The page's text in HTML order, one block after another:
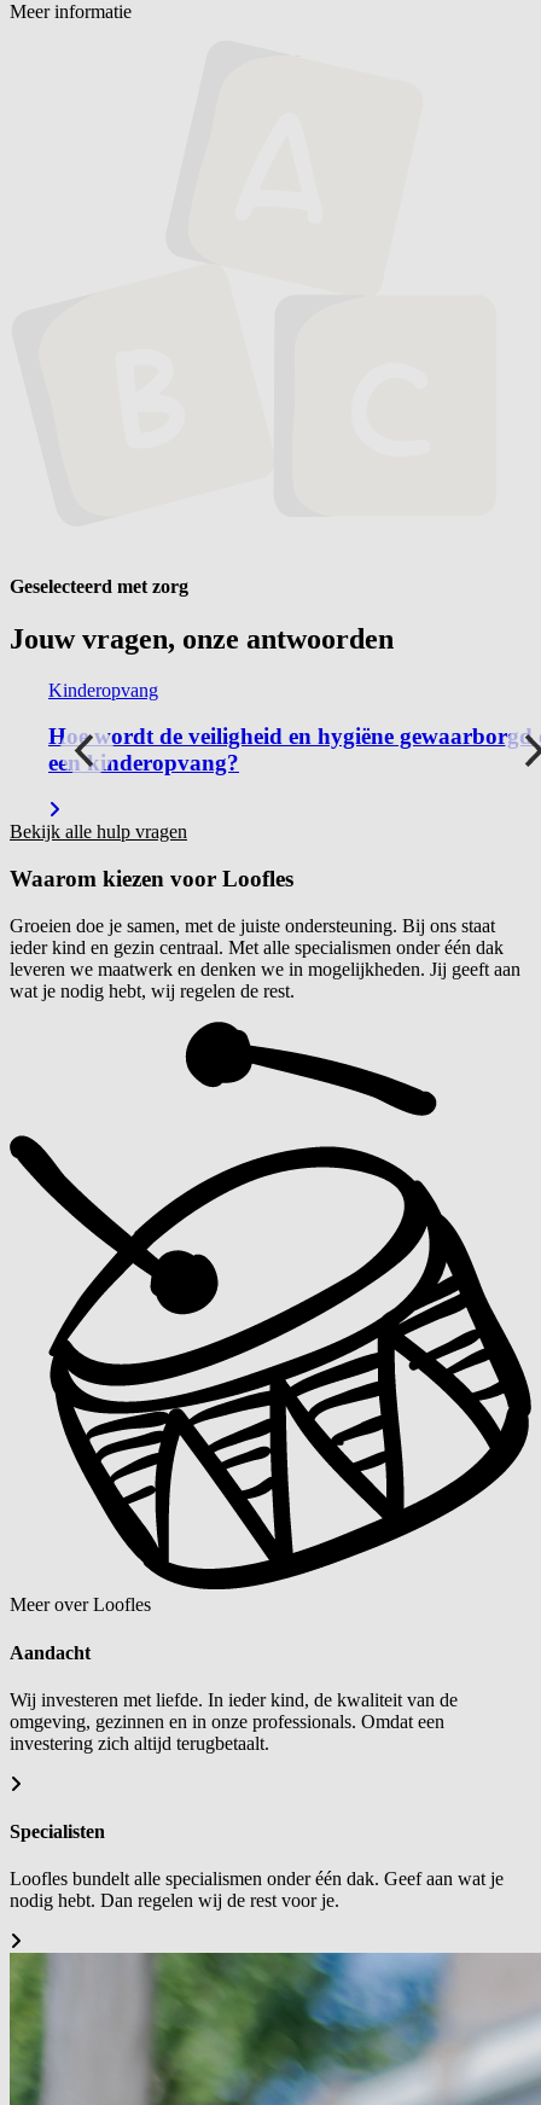
Meer informatie
Geselecteerd met zorg
Jouw vragen, onze antwoorden
Kinderopvang
Hoe wordt de veiligheid en hygiëne gewaarborgd
een kinderopvang?
Bekijk alle hulp vragen
Waarom kiezen voor Loofles
Groeien doe je samen, met de juiste ondersteuning. Bij ons staat
ieder kind en gezin centraal. Met alle specialismen onder één dak
leveren we maatwerk en denken we in mogelijkheden. Jij geeft aan
wat je nodig hebt, wij regelen de rest.
Meer over Loofles
Aandacht
Wij investeren met liefde. In ieder kind, de kwaliteit van de
omgeving, gezinnen en in onze professionals. Omdat een
investering zich altijd terugbetaalt.
Specialisten
Loofles bundelt alle specialismen onder één dak. Geef aan wat je
nodig hebt. Dan regelen wij de rest voor je.